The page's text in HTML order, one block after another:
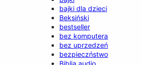
bajki dla dzieci
Beksiński
bestseller
bez komputera
bez uprzedzeń
bezpieczństwo